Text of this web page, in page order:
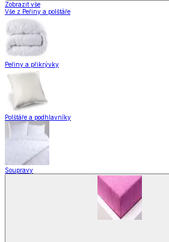
Zobrazit vše
Vše z Peřiny a polštáře
Peřiny a přikrývky
Polštáře a podhlavníky
Soupravy